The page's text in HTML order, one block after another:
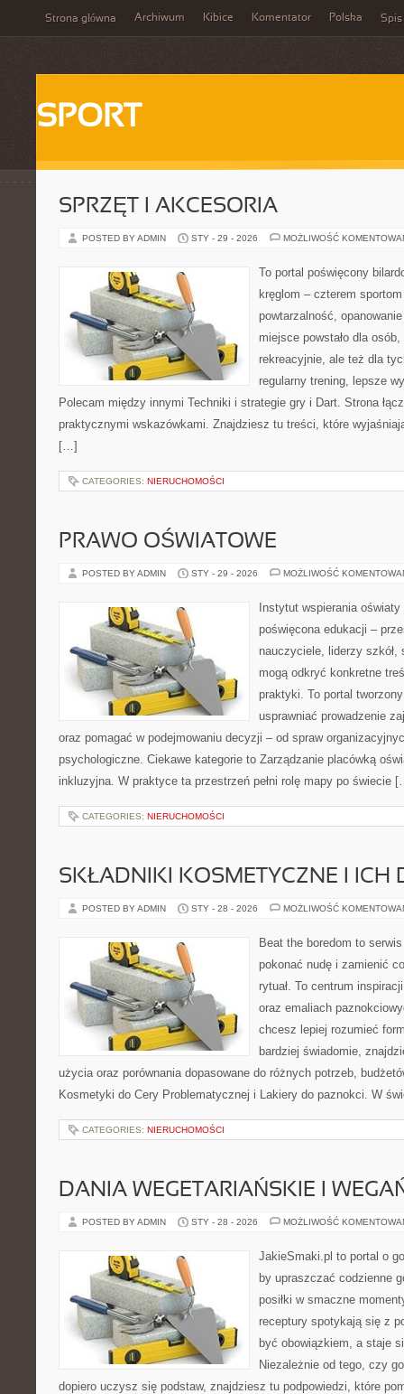
Strona główna Archiwum Kibice Komentator Polska Spis
SPORT
SPRZĘT I AKCESORIA
POSTED BY ADMIN STY - 29 - 2026 MOŻLIWOŚĆ
To portal poświęcony
kręglom – czterem
powtarzalność,
miejsce powstało dla
rekreacyjnie, ale też dla
regularny trening, lepsze
Polecam między innymi Techniki i strategie gry i Dart. Strona
praktycznymi wskazówkami. Znajdziesz tu treści, które
[…]
CATEGORIES: NIERUCHOMOŚCI
PRAWO OŚWIATOWE
POSTED BY ADMIN STY - 29 - 2026 MOŻLIWOŚĆ
Instytut wspierania
poświęcona edukacji –
nauczyciele, liderzy szkół,
mogą odkryć konkretne
praktyki. To portal
usprawniać prowadzenie
oraz pomagać w podejmowaniu decyzji – od spraw
psychologiczne. Ciekawe kategorie to Zarządzanie placówką
inkluzyjna. W praktyce ta przestrzeń pełni rolę mapy po świecie
CATEGORIES: NIERUCHOMOŚCI
SKŁADNIKI KOSMETYCZNE I ICH
POSTED BY ADMIN STY - 28 - 2026 MOŻLIWOŚĆ
Beat the boredom to
pokonać nudę i zamienić
rytuał. To centrum
oraz emaliach
chcesz lepiej rozumieć
bardziej świadomie,
użycia oraz porównania dopasowane do różnych potrzeb,
Kosmetyki do Cery Problematycznej i Lakiery do paznokci. W
CATEGORIES: NIERUCHOMOŚCI
DANIA WEGETARIAŃSKIE I
POSTED BY ADMIN STY - 28 - 2026 MOŻLIWOŚĆ
JakieSmaki.pl to portal o
by upraszczać codzienne
posiłki w smaczne
receptury spotykają się z
być obowiązkiem, a staje
Niezależnie od tego, czy
dopiero uczysz się podstaw, znajdziesz tu podpowiedzi, które